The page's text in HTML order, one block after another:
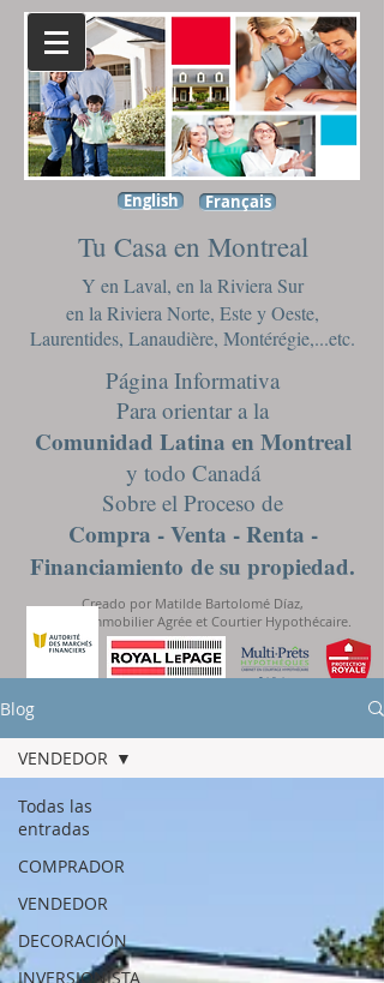
English Français
Tu Casa en Montreal
Y en Laval, en la Riviera Sur
en la Riviera Norte, Este y Oeste,
Laurentides, Lanaudière, Montérégie,...etc.
Página Informativa
Para orientar a la
Comunidad Latina en Montreal
y todo Canadá
Sobre el Proceso de
Compra - Venta - Renta -
Financiamiento de su propiedad.
Creado por Matilde Bartolomé Díaz,
Courtier Immobilier Agrée et Courtier Hypothécaire.
Blog
Todas las
entradas
COMPRADOR
VENDEDOR
DECORACIÓN
INVERSIONISTA
VENDEDOR